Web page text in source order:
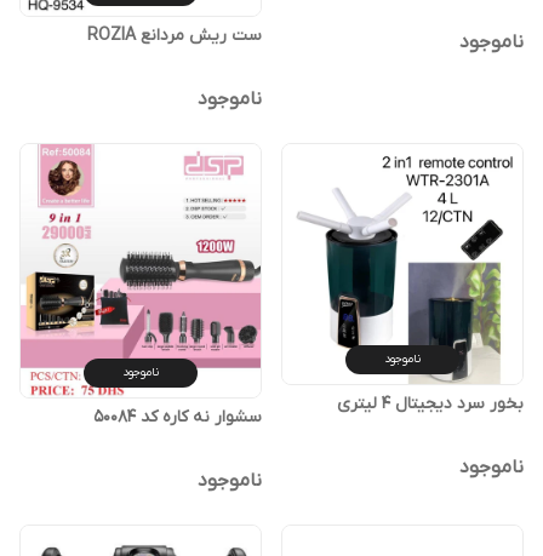
ناموجود ست ریش مردانع ROZIA
ناموجود
ناموجود
بخور سرد دیجیتال 4 لیتری
ناموجود
ناموجود
سشوار نه کاره کد 50084
ناموجود